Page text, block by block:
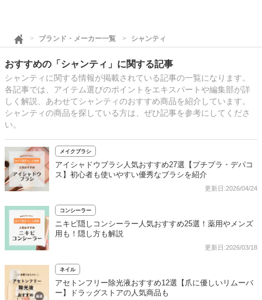
ブランド・メーカー一覧 シャンティ
おすすめの「シャンティ」に関する記事
シャンティに関する情報が掲載されている記事の一覧になります。
各記事では、アイテム選びのポイントをエキスパートや編集部が詳
しく解説、あわせてシャンティのおすすめ商品を紹介しています。
シャンティの商品を探している方は、ぜひ記事を参考にしてくださ
い。
メイクブラシ
アイシャドウブラシ人気おすすめ27選【プチプラ・デパコ
ス】初心者も使いやすい優秀なブラシを紹介
更新日:2026/04/24
コンシーラー
ニキビ隠しコンシーラー人気おすすめ25選！薬用やメンズ
用も！隠し方も解説
更新日:2026/03/18
ネイル
アセトンフリー除光液おすすめ12選【爪に優しいリムーバ
ー】ドラッグストアの人気商品も